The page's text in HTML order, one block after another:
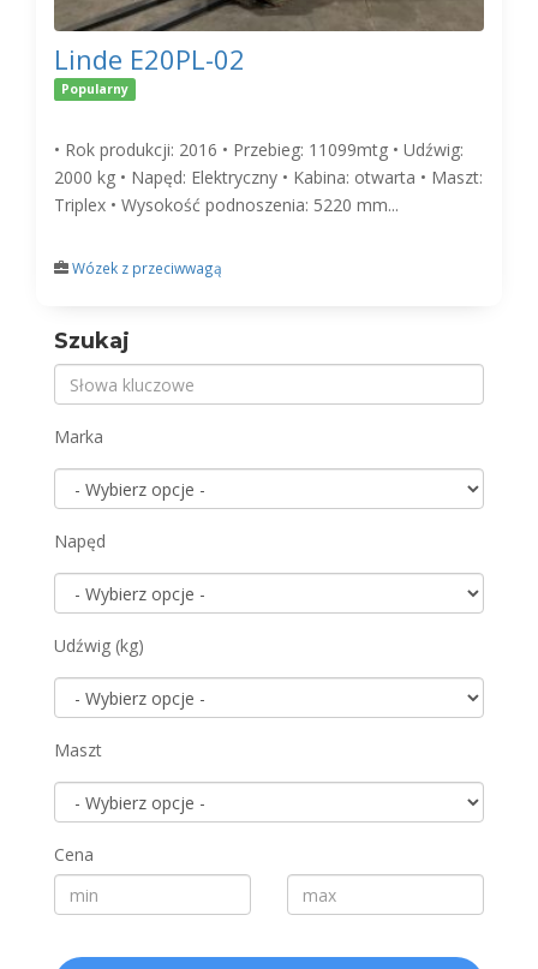
Linde E20PL-02
Popularny
• Rok produkcji: 2016 • Przebieg: 11099mtg • Udźwig:
2000 kg • Napęd: Elektryczny • Kabina: otwarta • Maszt:
Triplex • Wysokość podnoszenia: 5220 mm...
Wózek z przeciwwagą
Szukaj
Marka
Napęd
Udźwig (kg)
Maszt
Cena